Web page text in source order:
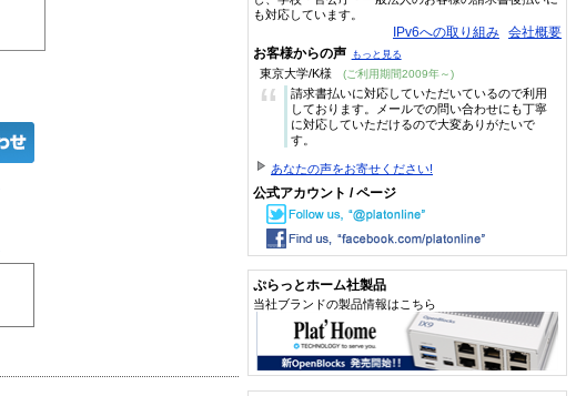
も対応しています。
IPv6への取り組み 会社概要
お客様からの声 もっと見る
東京大学/K様 (ご利用期間2009年～)
“
請求書払いに対応していただいているので利用
しております。メールでの問い合わせにも丁寧
に対応していただけるので大変ありがたいで
す。
あなたの声をお寄せください!
公式アカウント / ページ
ぷらっとホーム社製品
当社ブランドの製品情報はこちら